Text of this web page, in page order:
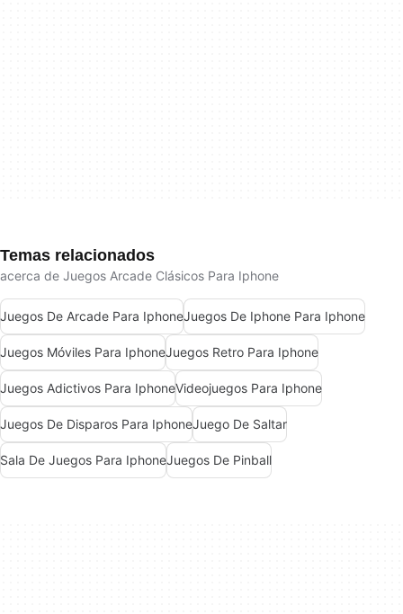
Temas relacionados
acerca de Juegos Arcade Clásicos Para Iphone
Juegos De Arcade Para IphoneJuegos De Iphone Para Iphone
Juegos Móviles Para IphoneJuegos Retro Para Iphone
Juegos Adictivos Para IphoneVideojuegos Para Iphone
Juegos De Disparos Para IphoneJuego De Saltar
Sala De Juegos Para IphoneJuegos De Pinball